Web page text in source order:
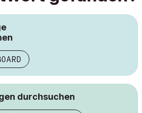
durchsuchen